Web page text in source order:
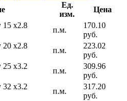
Ед.
изм.
Цена
15 х2.8
п.м.
170.10
руб.
20 х2.8
п.м.
223.02
руб.
25 х3.2
п.м.
309.96
руб.
32 х3.2
п.м.
317.20
руб.